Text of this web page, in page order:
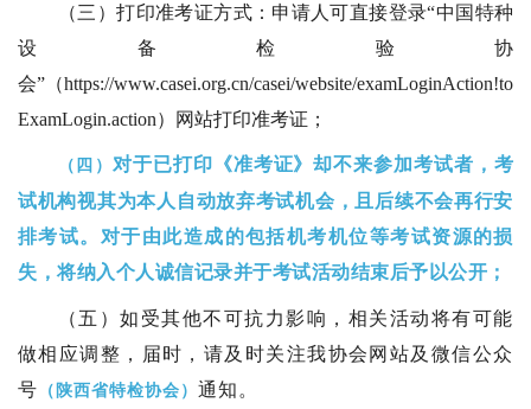
（三）打印准考证方式：申请人可直接登录“中国特种
设备检验协
会”（https://www.casei.org.cn/casei/website/examLoginAction!to
ExamLogin.action）网站打印准考证；
（四） 对于已打印《准考证》却不来参加考试者 ，考
试机构视其为本人自动放弃考试机会，且后续不会再行安
排考试。对于由此造成的包括机考机位等考试资源的损
失，将纳入个人诚信记录并于考试活动结束后予以公开 ；
（五）如受其他不可抗力影响，相关活动将有可能
做相应调整，届时，请及时关注我协会网站及微信公众
号 （陕西省特检协会） 通知。